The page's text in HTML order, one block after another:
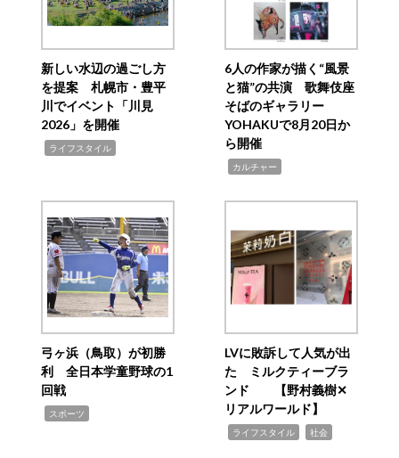
新しい水辺の過ごし方
を提案 札幌市・豊平
川でイベント「川見
2026」を開催
ライフスタイル
6人の作家が描く“風景
と猫”の共演 歌舞伎座
そばのギャラリー
YOHAKUで8月20日か
ら開催
カルチャー
弓ヶ浜（鳥取）が初勝
利 全日本学童野球の1
回戦
スポーツ
LVに敗訴して人気が出
た ミルクティーブラ
ンド 【野村義樹✕
リアルワールド】
ライフスタイル 社会